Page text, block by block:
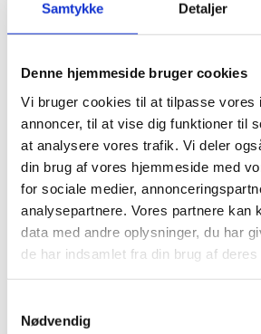
Samtykke Detaljer
Denne hjemmeside bruger cookies
Vi bruger cookies til at tilpasse vores
annoncer, til at vise dig funktioner til
at analysere vores trafik. Vi deler
din brug af vores hjemmeside med
for sociale medier,
analysepartnere. Vores partnere kan
data med andre oplysninger, du har
de har indsamlet fra din brug af deres
Nødvendig
Skilte
Brandskilte
Cykeloprydning
Forbudsskilte
Hunde
Klistermærke / Markat
Piktogrammer
Påbudsskilte
Standere, galger og
Vejskilte
Trafiksikkerhed